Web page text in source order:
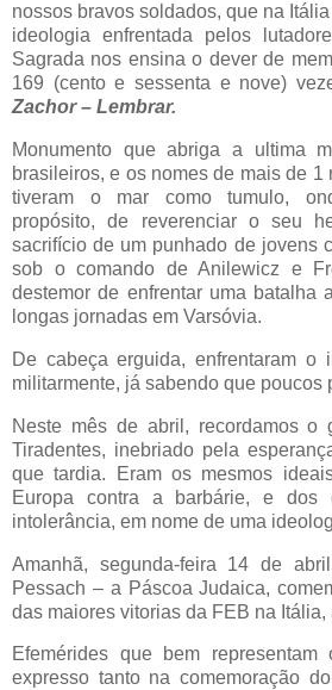
nossos bravos soldados, que na
ideologia enfrentada pelos
Sagrada nos ensina o dever de
169 (cento e sessenta e nove)
Zachor – Lembrar.
Monumento que abriga a ultima
brasileiros, e os nomes de mais de
tiveram o mar como tumulo,
propósito, de reverenciar o seu
sacrifício de um punhado de jovens
sob o comando de Anilewicz e
destemor de enfrentar uma batalha
longas jornadas em Varsóvia.
De cabeça erguida, enfrentaram o
militarmente, já sabendo que poucos
Neste mês de abril, recordamos o
Tiradentes, inebriado pela
que tardia. Eram os mesmos
Europa contra a barbárie, e dos
intolerância, em nome de uma
Amanhã, segunda-feira 14 de
Pessach – a Páscoa Judaica,
das maiores vitorias da FEB na
Efemérides que bem
expresso tanto na comemoração